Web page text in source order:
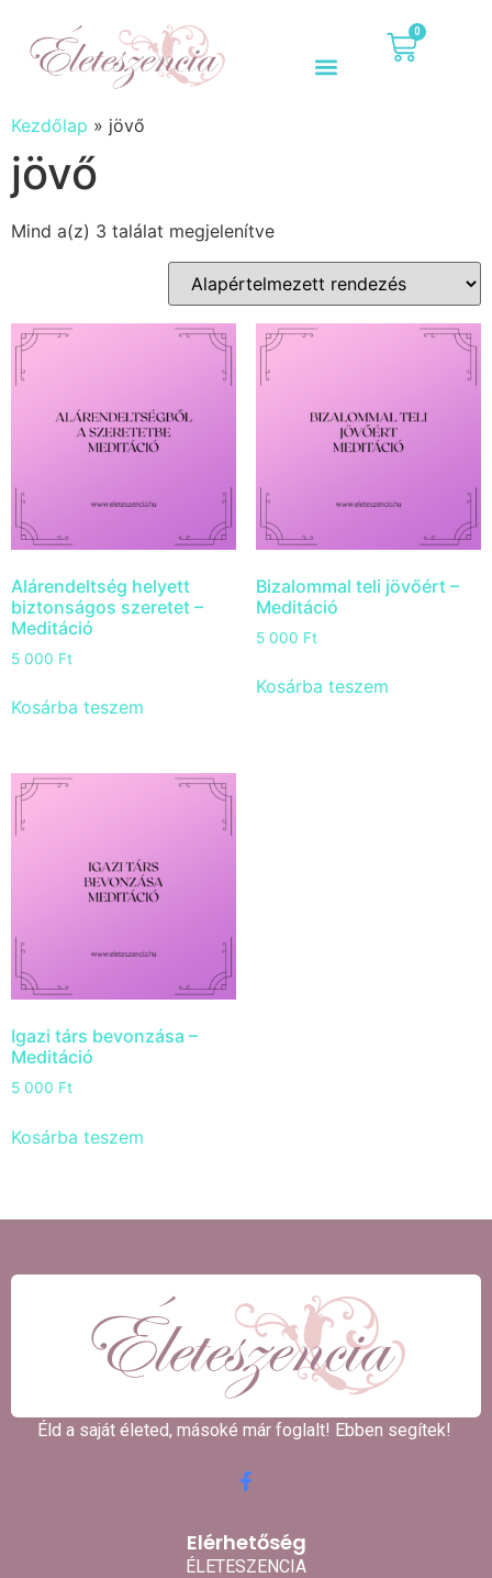
0
Kezdőlap » jövő
jövő
Mind a(z) 3 találat megjelenítve
Alárendeltség helyett
biztonságos szeretet –
Meditáció
5 000 Ft
Kosárba teszem
Bizalommal teli jövőért –
Meditáció
5 000 Ft
Kosárba teszem
Igazi társ bevonzása –
Meditáció
5 000 Ft
Kosárba teszem
Éld a saját életed, másoké már foglalt! Ebben segítek! ​
Elérhetőség
ÉLETESZENCIA